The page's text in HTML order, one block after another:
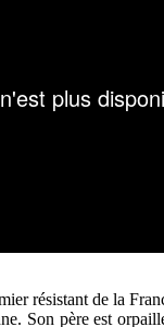
résistant de la
Son père est